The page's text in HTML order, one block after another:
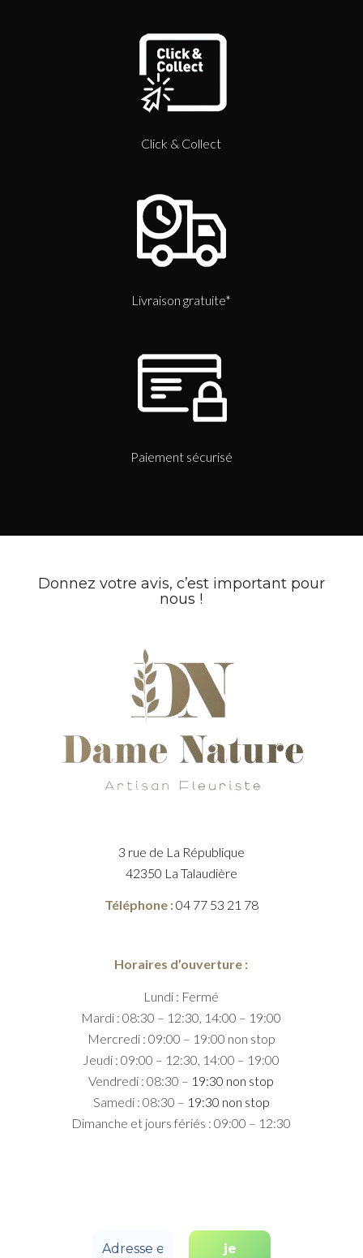
Click & Collect
Livraison gratuite*
Paiement sécurisé
Donnez votre avis, c’est important pour
nous !
3 rue de La République
42350 La Talaudière
Téléphone :04 77 53 21 78
Horaires d’ouverture :
Lundi : Fermé
Mardi : 08:30 – 12:30, 14:00 – 19:00
Mercredi : 09:00 – 19:00 non stop
Jeudi : 09:00 – 12:30, 14:00 – 19:00
Vendredi : 08:30 – 19:30 non stop
Samedi : 08:30 – 19:30 non stop
Dimanche et jours fériés : 09:00 – 12:30